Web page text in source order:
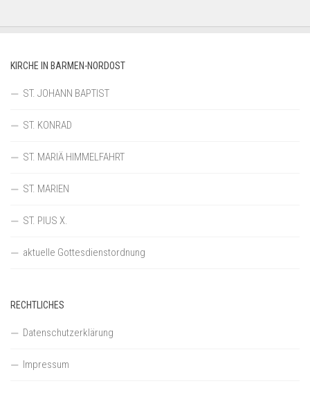
KIRCHE IN BARMEN-NORDOST
ST. JOHANN BAPTIST
ST. KONRAD
ST. MARIÄ HIMMELFAHRT
ST. MARIEN
ST. PIUS X.
aktuelle Gottesdienstordnung
RECHTLICHES
Datenschutzerklärung
Impressum